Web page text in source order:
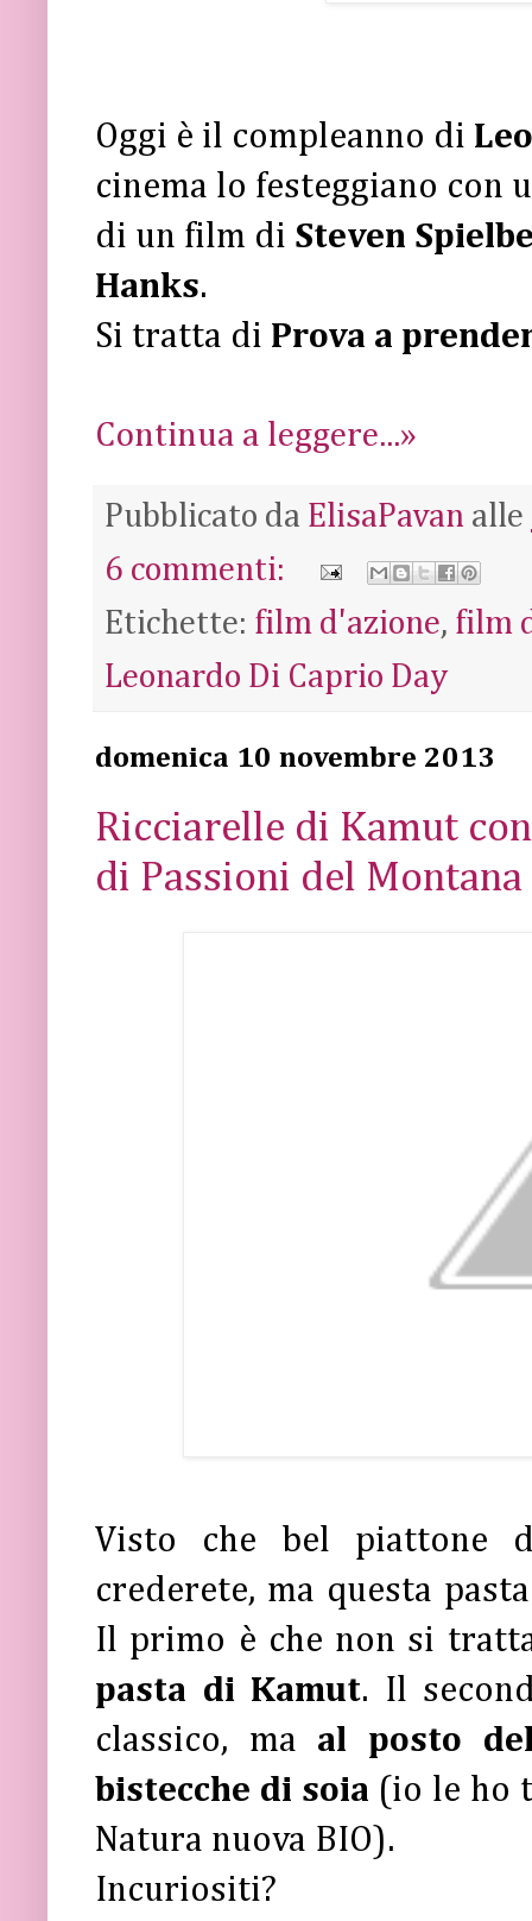
Oggi è il compleanno di
cinema lo festeggiano con
di un film di Steven
Hanks.
Si tratta di Prova a
Continua a leggere...»
Pubblicato da ElisaPavan alle
6 commenti:
Etichette: film d'azione, film
Leonardo Di Caprio Day
domenica 10 novembre 2013
Ricciarelle di Kamut
di Passioni del Montana
Visto che bel piattone
crederete, ma questa
Il primo è che non si
pasta di Kamut. Il
classico, ma al posto
bistecche di soia (io le ho
Natura nuova BIO).
Incuriositi?